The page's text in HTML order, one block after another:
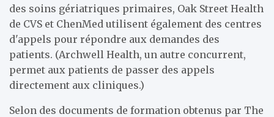
des soins gériatriques primaires, Oak Street Health
de CVS et ChenMed utilisent également des centres
d'appels pour répondre aux demandes des
patients. (Archwell Health, un autre concurrent,
permet aux patients de passer des appels
directement aux cliniques.)
Selon des documents de formation obtenus par The